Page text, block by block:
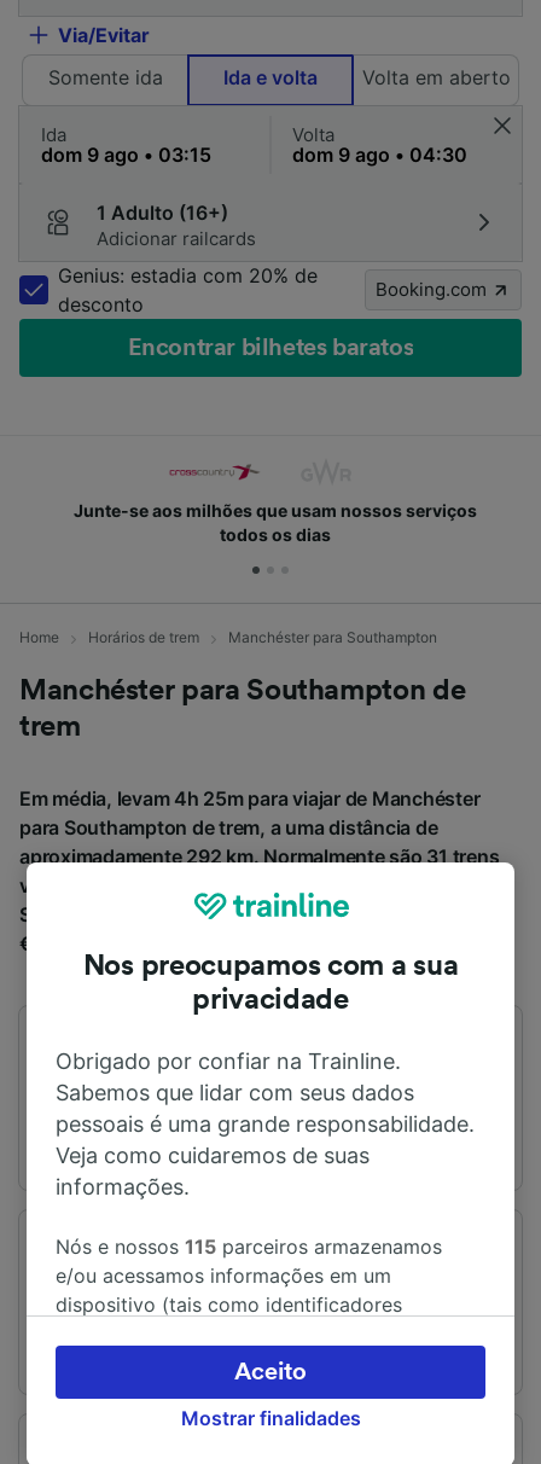
Via/Evitar
Somente ida
Ida e volta Volta em aberto
Ida Volta
1 Adulto (16+)
Adicionar railcards
Genius: estadia com 20% de
desconto
Booking.com
Encontrar bilhetes baratos
Junte-se aos milhões que usam nossos serviços
todos os dias
Home Horários de trem Manchéster para Southampton
Manchéster para Southampton de
trem
Em média, levam 4h 25m para viajar de Manchéster
para Southampton de trem, a uma distância de
aproximadamente 292 km. Normalmente são 31 trens
viajando diariamente de Manchéster para
Southampton. Bilhetes para este trajeto a partir de
€ 34,57 quando reservados com antecedência.
04:11
19:25
Estação de embarque
Manchéster
Estação de chegada
Southampton
Nos preocupamos com a sua
privacidade
Obrigado por confiar na Trainline.
Sabemos que lidar com seus dados
pessoais é uma grande responsabilidade.
Veja como cuidaremos de suas
informações.
Nós e nossos115 parceiros armazenamos
e/ou acessamos informações em um
dispositivo (tais como identificadores
pessoais. Você pode aceitar ou gerenciar as
suas escolhas (incluindo o seu direito se opor
à aplicação do interesse legítimo) clicando
Mostrar finalidades
Aceito